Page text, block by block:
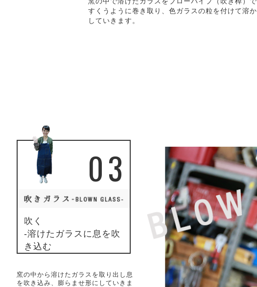
すくうように巻き取り、色ガラスの粒を付けて溶か
していきます。
03
吹く
-溶けたガラスに息を吹
き込む
窯の中から溶けたガラスを取り出し息
を吹き込み、膨らませ形にしていきま